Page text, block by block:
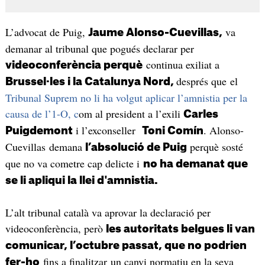
L’advocat de Puig, Jaume Alonso-Cuevillas, va
demanar al tribunal que pogués declarar per
videoconferència perquècontinua exiliat a
Brussel·les i la Catalunya Nord, després que el
Tribunal Suprem no li ha volgut aplicar l’amnistia per la
causa de l’1-O, com al president a l’exili Carles
Puigdemonti l’exconseller Toni Comín. Alonso-
Cuevillas demana l’absolució de Puig perquè sosté
que no va cometre cap delicte i no ha demanat que
se li apliqui la llei d'amnistia.
L’alt tribunal català va aprovar la declaració per
videoconferència, però les autoritats belgues li van
comunicar, l’octubre passat, que no podrien
fer-ho fins a finalitzar un canvi normatiu en la seva